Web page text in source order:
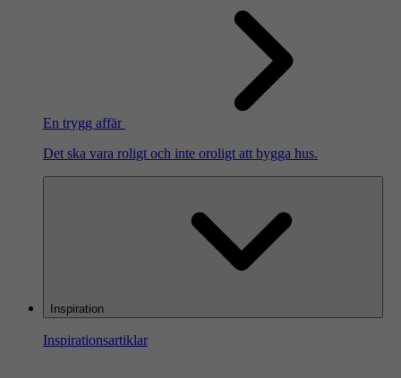
En trygg affär
Det ska vara roligt och inte oroligt att bygga hus.
Inspiration
Inspirationsartiklar